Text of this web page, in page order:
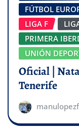
FÚTBOL
LIGA F
PRIMERA
UNIÓN
Oficial |
Tenerife